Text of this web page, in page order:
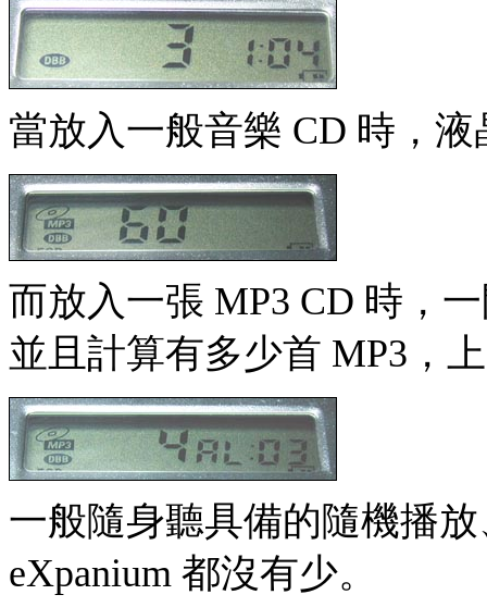
當放入一般音樂 CD 時，
而放入一張 MP3 CD 時，
並且計算有多少首 MP3，
一般隨身聽具備的隨機播
eXpanium 都沒有少。